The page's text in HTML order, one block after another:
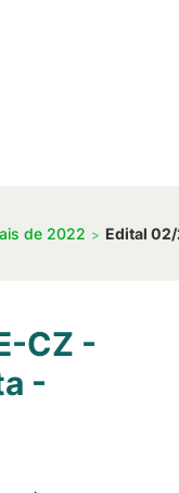
de 2022 Edital
CZ -
-